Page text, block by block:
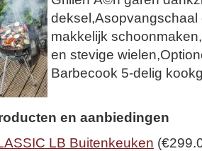
deksel,Asopvangschaal
makkelijk
en stevige
Barbecook 5-delig
en aanbiedingen
LB Buitenkeuken